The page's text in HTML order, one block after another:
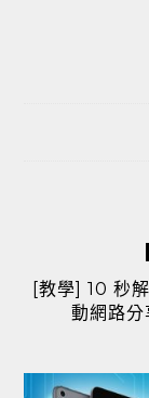
[教學] 10 秒
動網路